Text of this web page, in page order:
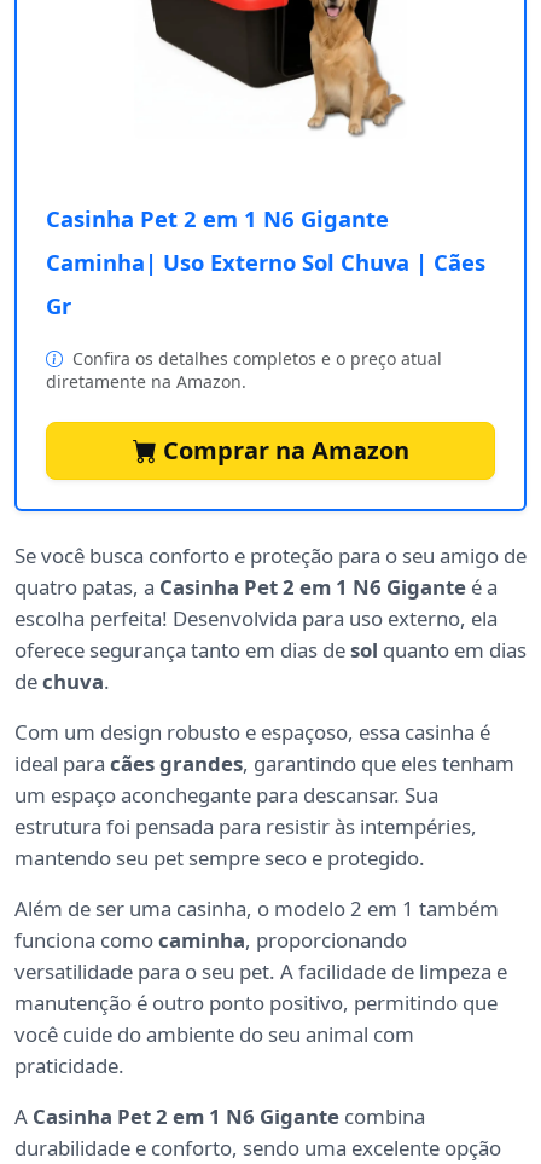
Casinha Pet 2 em 1 N6 Gigante
Caminha| Uso Externo Sol Chuva | Cães
Gr
Confira os detalhes completos e o preço atual
diretamente na Amazon.
Comprar na Amazon
Se você busca conforto e proteção para o seu amigo de
quatro patas, a Casinha Pet 2 em 1 N6 Gigante é a
escolha perfeita! Desenvolvida para uso externo, ela
oferece segurança tanto em dias desol quanto em dias
dechuva.
Com um design robusto e espaçoso, essa casinha é
ideal para cães grandes, garantindo que eles tenham
um espaço aconchegante para descansar. Sua
estrutura foi pensada para resistir às intempéries,
mantendo seu pet sempre seco e protegido.
Além de ser uma casinha, o modelo 2 em 1 também
funciona comocaminha, proporcionando
versatilidade para o seu pet. A facilidade de limpeza e
manutenção é outro ponto positivo, permitindo que
você cuide do ambiente do seu animal com
praticidade.
A Casinha Pet 2 em 1 N6 Gigante combina
durabilidade e conforto, sendo uma excelente opção